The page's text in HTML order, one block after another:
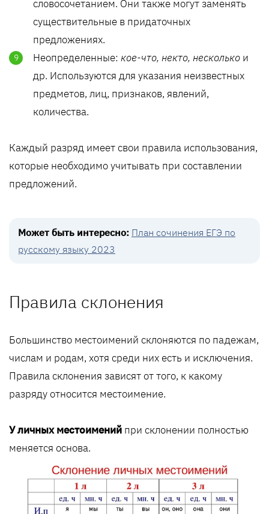
словосочетанием. Они также могут заменять
существительные в придаточных
предложениях.
Неопределенные: кое-что, некто, несколько и
др. Используются для указания неизвестных
предметов, лиц, признаков, явлений,
количества.
Каждый разряд имеет свои правила использования,
которые необходимо учитывать при составлении
предложений.
Может быть интересно: План сочинения ЕГЭ по
русскому языку 2023
Правила склонения
Большинство местоимений склоняются по падежам,
числам и родам, хотя среди них есть и исключения.
Правила склонения зависят от того, к какому
разряду относится местоимение.
У личных местоимений при склонении полностью
меняется основа.